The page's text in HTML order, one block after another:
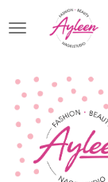
direct
hoofdinhoud